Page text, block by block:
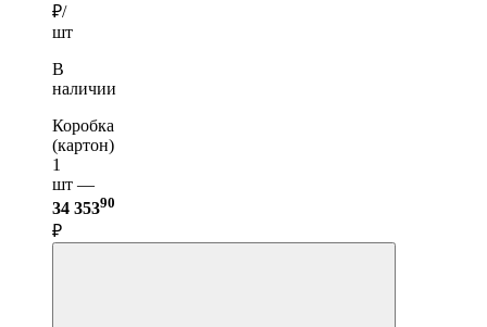
₽/
шт
В
наличии
Коробка
(картон)
1
шт —
34 35390
₽